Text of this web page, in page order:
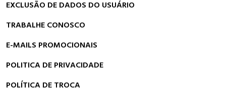
EXCLUSÃO DE DADOS DO USUÁRIO
TRABALHE CONOSCO
E-MAILS PROMOCIONAIS
POLITICA DE PRIVACIDADE
POLÍTICA DE TROCA